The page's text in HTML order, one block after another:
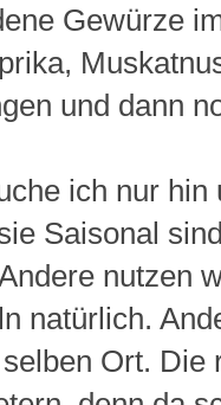
Gewürze
und dann
ich nur
Saisonal
nutzen
natürlich.
Ort.